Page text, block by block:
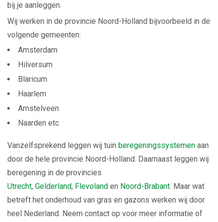
bij je aanleggen.
Wij werken in de provincie Noord-Holland bijvoorbeeld in de
volgende gemeenten:
Amsterdam
Hilversum
Blaricum
Haarlem
Amstelveen
Naarden etc.
Vanzelfsprekend leggen wij tuin beregeningssystemen aan
door de hele provincie Noord-Holland. Daarnaast leggen wij
beregening in de provincies
Utrecht, Gelderland, Flevoland en Noord-Brabant. Maar wat
betreft het onderhoud van gras en gazons werken wij door
heel Nederland. Neem contact op voor meer informatie of